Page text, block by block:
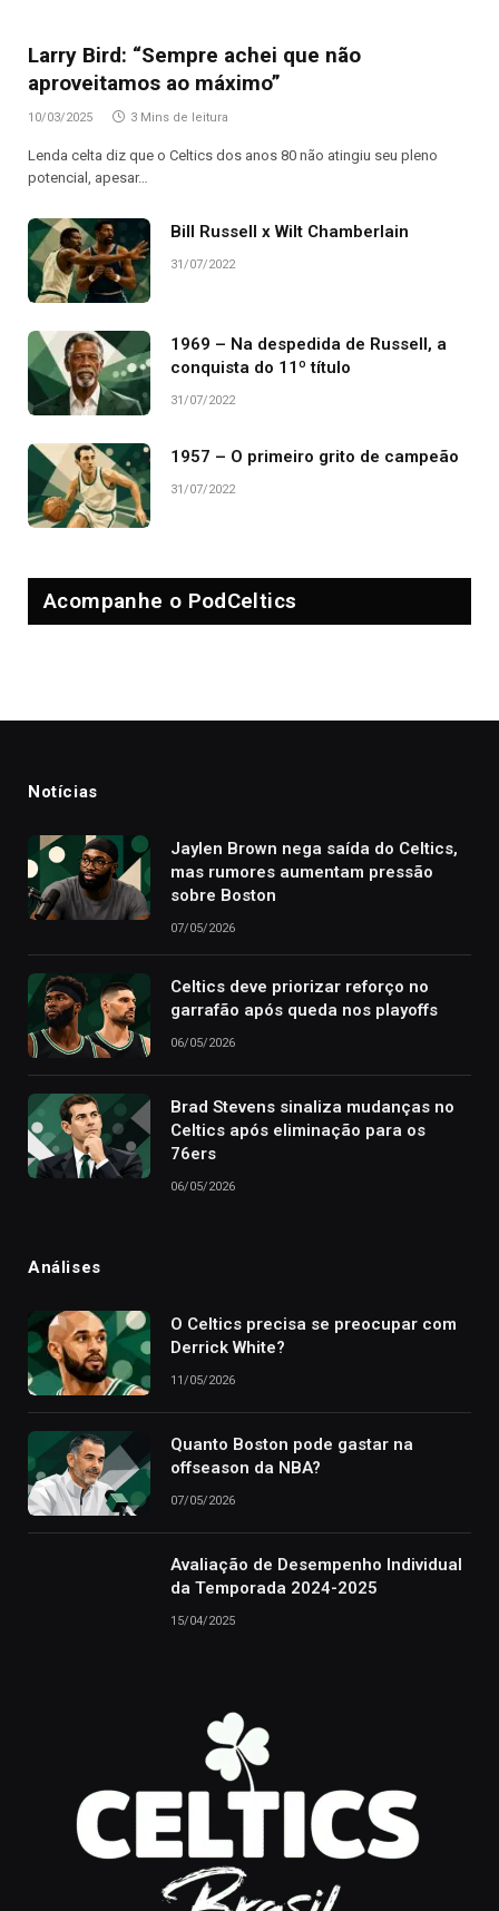
Larry Bird: “Sempre achei que não
aproveitamos ao máximo”
10/03/2025 3 Mins de leitura
Lenda celta diz que o Celtics dos anos 80 não atingiu seu pleno
potencial, apesar…
Bill Russell x Wilt Chamberlain
31/07/2022
1969 – Na despedida de Russell, a
conquista do 11º título
31/07/2022
1957 – O primeiro grito de campeão
31/07/2022
Acompanhe o PodCeltics
Notícias
Jaylen Brown nega saída do Celtics,
mas rumores aumentam pressão
sobre Boston
07/05/2026
Celtics deve priorizar reforço no
garrafão após queda nos playoffs
06/05/2026
Brad Stevens sinaliza mudanças no
Celtics após eliminação para os
76ers
06/05/2026
Análises
O Celtics precisa se preocupar com
Derrick White?
11/05/2026
Quanto Boston pode gastar na
offseason da NBA?
07/05/2026
Avaliação de Desempenho Individual
da Temporada 2024-2025
15/04/2025